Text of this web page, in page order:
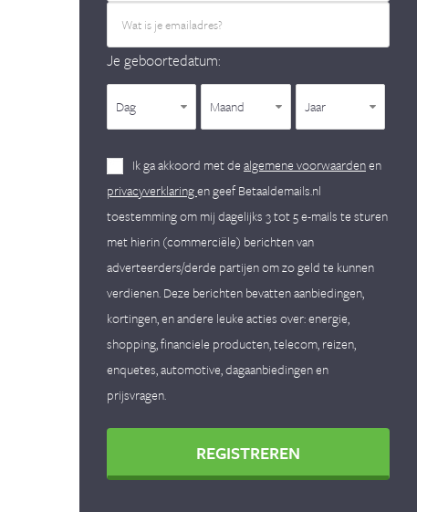
Je geboortedatum:
Dag Maand Jaar
Ik ga akkoord met dealgemene voorwaardenen
privacyverklaringen geef Betaaldemails.nl
toestemming om mij dagelijks 3 tot 5 e-mails te sturen
met hierin (commerciële) berichten van
adverteerders/derde partijen om zo geld te kunnen
verdienen. Deze berichten bevatten aanbiedingen,
kortingen, en andere leuke acties over: energie,
shopping, financiele producten, telecom, reizen,
enquetes, automotive, dagaanbiedingen en
prijsvragen.
REGISTREREN